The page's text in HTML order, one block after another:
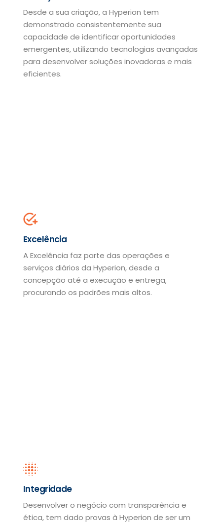
Desde a sua criação, a Hyperion tem
demonstrado consistentemente sua
capacidade de identificar oportunidades
emergentes, utilizando tecnologias avançadas
para desenvolver soluções inovadoras e mais
eficientes.
Excelência
A Excelência faz parte das operações e
serviços diários da Hyperion, desde a
concepção até a execução e entrega,
procurando os padrões mais altos.
Integridade
Desenvolver o negócio com transparência e
ética, tem dado provas à Hyperion de ser um